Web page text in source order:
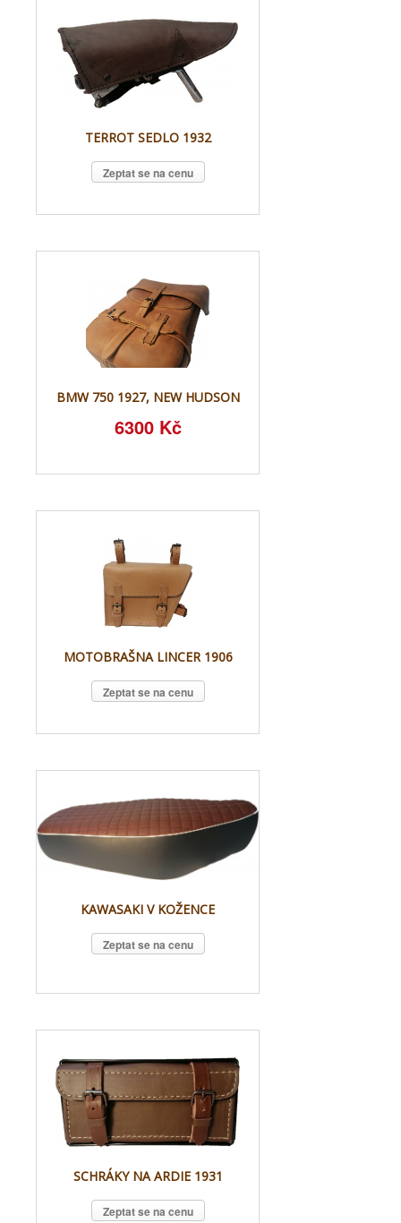
TERROT SEDLO 1932
Zeptat se na cenu
BMW 750 1927, NEW HUDSON
6300 Kč
MOTOBRAŠNA LINCER 1906
Zeptat se na cenu
KAWASAKI V KOŽENCE
Zeptat se na cenu
SCHRÁKY NA ARDIE 1931
Zeptat se na cenu